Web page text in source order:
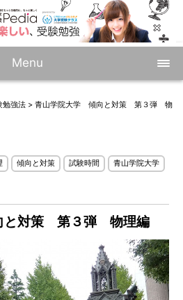
Menu
勉強法 > 青山学院大学 傾向と対策 第３弾 物
傾向と対策 試験時間 青山学院大学
と対策 第３弾 物理編